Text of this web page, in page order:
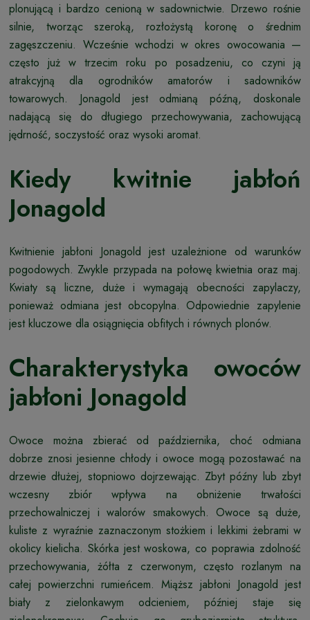
plonującą i bardzo cenioną w sadownictwie. Drzewo rośnie
silnie, tworząc szeroką, rozłożystą koronę o średnim
zagęszczeniu. Wcześnie wchodzi w okres owocowania —
często już w trzecim roku po posadzeniu, co czyni ją
atrakcyjną dla ogrodników amatorów i sadowników
towarowych. Jonagold jest odmianą późną, doskonale
nadającą się do długiego przechowywania, zachowującą
jędrność, soczystość oraz wysoki aromat.
Kiedy kwitnie jabłoń
Jonagold
Kwitnienie jabłoni Jonagold jest uzależnione od warunków
pogodowych. Zwykle przypada na połowę kwietnia oraz maj.
Kwiaty są liczne, duże i wymagają obecności zapylaczy,
ponieważ odmiana jest obcopylna. Odpowiednie zapylenie
jest kluczowe dla osiągnięcia obfitych i równych plonów.
Charakterystyka owoców
jabłoni Jonagold
Owoce można zbierać od października, choć odmiana
dobrze znosi jesienne chłody i owoce mogą pozostawać na
drzewie dłużej, stopniowo dojrzewając. Zbyt późny lub zbyt
wczesny zbiór wpływa na obniżenie trwałości
przechowalniczej i walorów smakowych. Owoce są duże,
kuliste z wyraźnie zaznaczonym stożkiem i lekkimi żebrami w
okolicy kielicha. Skórka jest woskowa, co poprawia zdolność
przechowywania, żółta z czerwonym, często rozlanym na
całej powierzchni rumieńcem. Miąższ jabłoni Jonagold jest
biały z zielonkawym odcieniem, później staje się